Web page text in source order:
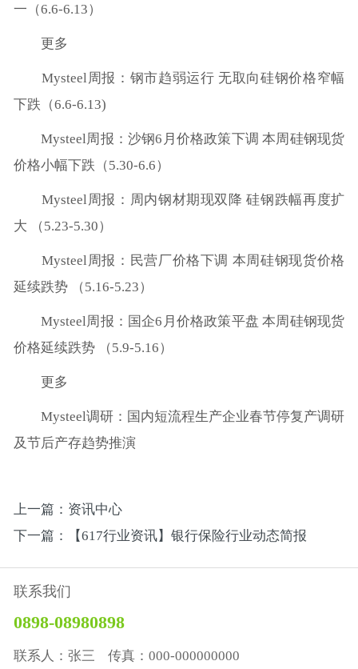
一（6.6-6.13）
更多
Mysteel周报：钢市趋弱运行 无取向硅钢价格窄幅
下跌（6.6-6.13)
Mysteel周报：沙钢6月价格政策下调 本周硅钢现货
价格小幅下跌（5.30-6.6）
Mysteel周报：周内钢材期现双降 硅钢跌幅再度扩
大 （5.23-5.30）
Mysteel周报：民营厂价格下调 本周硅钢现货价格
延续跌势 （5.16-5.23）
Mysteel周报：国企6月价格政策平盘 本周硅钢现货
价格延续跌势 （5.9-5.16）
更多
Mysteel调研：国内短流程生产企业春节停复产调研
及节后产存趋势推演
上一篇：资讯中心
下一篇：【617行业资讯】银行保险行业动态简报
联系我们
0898-08980898
联系人：张三 传真：000-000000000